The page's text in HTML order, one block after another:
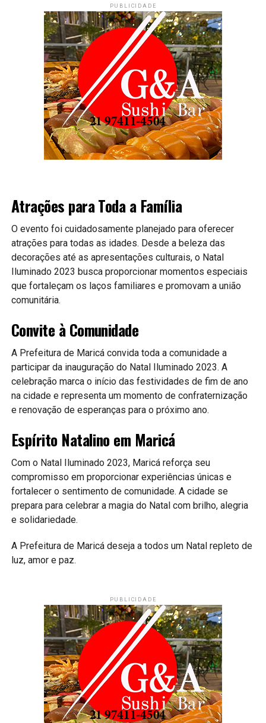
PUBLICIDADE
Atrações para Toda a Família
O evento foi cuidadosamente planejado para oferecer
atrações para todas as idades. Desde a beleza das
decorações até as apresentações culturais, o Natal
Iluminado 2023 busca proporcionar momentos especiais
que fortaleçam os laços familiares e promovam a união
comunitária.
Convite à Comunidade
A Prefeitura de Maricá convida toda a comunidade a
participar da inauguração do Natal Iluminado 2023. A
celebração marca o início das festividades de fim de ano
na cidade e representa um momento de confraternização
e renovação de esperanças para o próximo ano.
Espírito Natalino em Maricá
Com o Natal Iluminado 2023, Maricá reforça seu
compromisso em proporcionar experiências únicas e
fortalecer o sentimento de comunidade. A cidade se
prepara para celebrar a magia do Natal com brilho, alegria
e solidariedade.
A Prefeitura de Maricá deseja a todos um Natal repleto de
luz, amor e paz.
PUBLICIDADE